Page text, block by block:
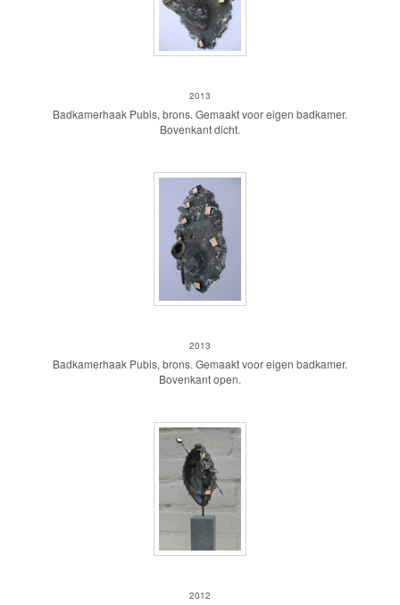
2013
Badkamerhaak Pubis, brons. Gemaakt voor eigen badkamer.
Bovenkant dicht.
2013
Badkamerhaak Pubis, brons. Gemaakt voor eigen badkamer.
Bovenkant open.
2012